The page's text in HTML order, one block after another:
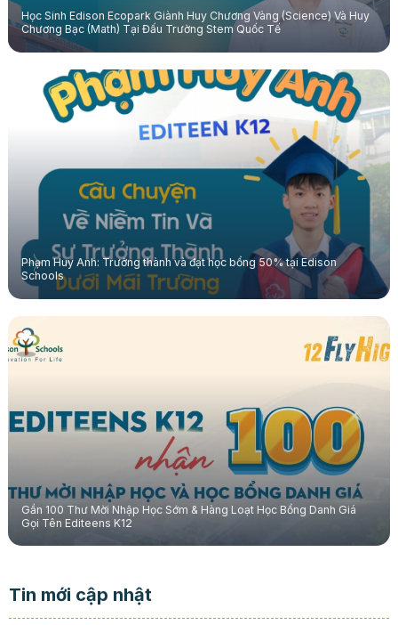
Học Sinh Edison Ecopark Giành Huy Chương Vàng (Science) Và Huy
Chương Bạc (Math) Tại Đấu Trường Stem Quốc Tế
Phạm Huy Anh: Trưởng thành và đạt học bổng 50% tại Edison
Schools
Gần 100 Thư Mời Nhập Học Sớm & Hàng Loạt Học Bổng Danh Giá
Gọi Tên Editeens K12
Tin mới cập nhật